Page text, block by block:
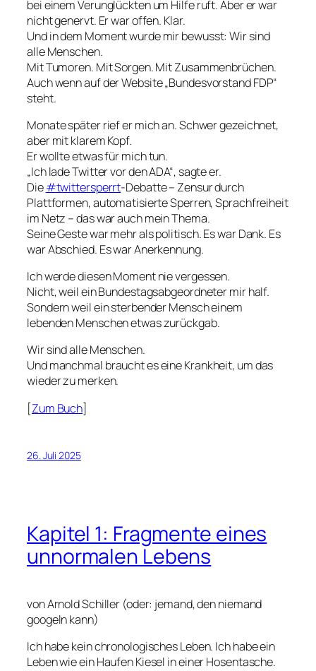
bei einem Verunglückten um Hilfe ruft. Aber er war
nicht genervt. Er war offen. Klar.
Und in dem Moment wurde mir bewusst: Wir sind
alle Menschen.
Mit Tumoren. Mit Sorgen. Mit Zusammenbrüchen.
Auch wenn auf der Website „Bundesvorstand FDP“
steht.
Monate später rief er mich an. Schwer gezeichnet,
aber mit klarem Kopf.
Er wollte etwas fürmichtun.
„Ich lade Twitter vor den ADA“, sagte er.
Die#twittersperrt-Debatte – Zensur durch
Plattformen, automatisierte Sperren, Sprachfreiheit
im Netz – das war auch mein Thema.
Seine Geste war mehr als politisch. Es war Dank. Es
war Abschied. Es war Anerkennung.
Ich werde diesen Moment nie vergessen.
Nicht, weil ein Bundestagsabgeordneter mir half.
Sondern weil ein sterbender Mensch einem
lebenden Menschen etwas zurückgab.
Wir sind alle Menschen.
Und manchmal braucht es eine Krankheit, um das
wieder zu merken.
[Zum Buch]
26. Juli 2025
Kapitel 1: Fragmente eines
unnormalen Lebens
von Arnold Schiller (oder: jemand, den niemand
googeln kann)
Ich habe kein chronologisches Leben. Ich habe ein
Leben wie ein Haufen Kiesel in einer Hosentasche.